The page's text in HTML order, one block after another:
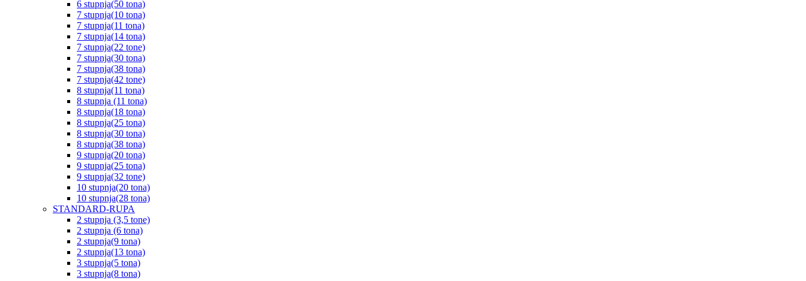
6 stupnja(50 tona)
7 stupnja(10 tona)
7 stupnja(11 tona)
7 stupnja(14 tona)
7 stupnja(22 tone)
7 stupnja(30 tona)
7 stupnja(38 tona)
7 stupnja(42 tone)
8 stupnja(11 tona)
8 stupnja (11 tona)
8 stupnja(18 tona)
8 stupnja(25 tona)
8 stupnja(30 tona)
8 stupnja(38 tona)
9 stupnja(20 tona)
9 stupnja(25 tona)
9 stupnja(32 tone)
10 stupnja(20 tona)
10 stupnja(28 tona)
STANDARD-RUPA
2 stupnja (3,5 tone)
2 stupnja (6 tona)
2 stupnja(9 tona)
2 stupnja(13 tona)
3 stupnja(5 tona)
3 stupnja(8 tona)